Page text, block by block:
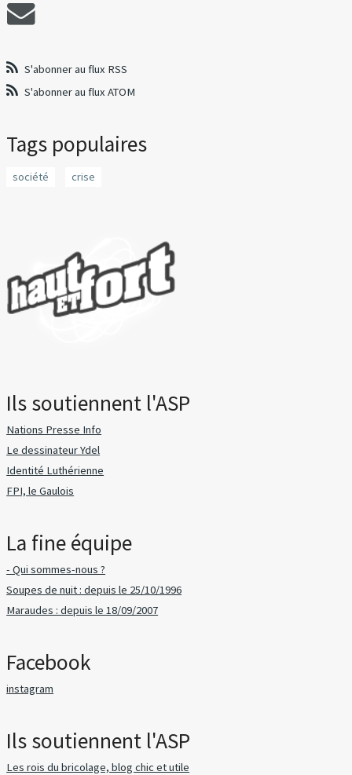
S'abonner au flux RSS
S'abonner au flux ATOM
Tags populaires
société crise
Ils soutiennent l'ASP
Nations Presse Info
Le dessinateur Ydel
Identité Luthérienne
FPI, le Gaulois
La fine équipe
- Qui sommes-nous ?
Soupes de nuit : depuis le 25/10/1996
Maraudes : depuis le 18/09/2007
Facebook
instagram
Ils soutiennent l'ASP
Les rois du bricolage, blog chic et utile